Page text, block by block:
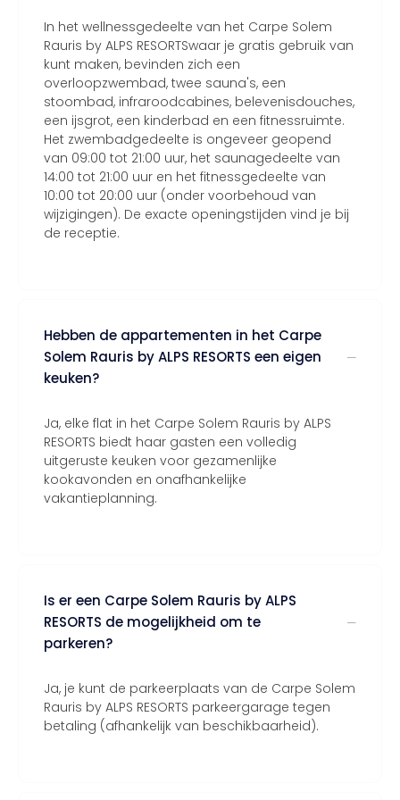
In het wellnessgedeelte van het Carpe Solem
Rauris by ALPS RESORTSwaar je gratis gebruik van
kunt maken, bevinden zich een
overloopzwembad, twee sauna's, een
stoombad, infraroodcabines, belevenisdouches,
een ijsgrot, een kinderbad en een fitnessruimte.
Het zwembadgedeelte is ongeveer geopend
van 09:00 tot 21:00 uur, het saunagedeelte van
14:00 tot 21:00 uur en het fitnessgedeelte van
10:00 tot 20:00 uur (onder voorbehoud van
wijzigingen). De exacte openingstijden vind je bij
de receptie.
Hebben de appartementen in het Carpe
Solem Rauris by ALPS RESORTS een eigen
keuken?
Ja, elke flat in het Carpe Solem Rauris by ALPS
RESORTS biedt haar gasten een volledig
uitgeruste keuken voor gezamenlijke
kookavonden en onafhankelijke
vakantieplanning.
Is er een Carpe Solem Rauris by ALPS
RESORTS de mogelijkheid om te
parkeren?
Ja, je kunt de parkeerplaats van de Carpe Solem
Rauris by ALPS RESORTS parkeergarage tegen
betaling (afhankelijk van beschikbaarheid).